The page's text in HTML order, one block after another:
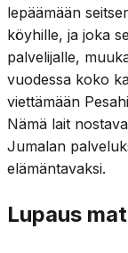
lepäämään
köyhille, ja joka
palvelijalle,
vuodessa koko
viettämään
Nämä lait
Jumalan
elämäntavaksi.
Lupaus